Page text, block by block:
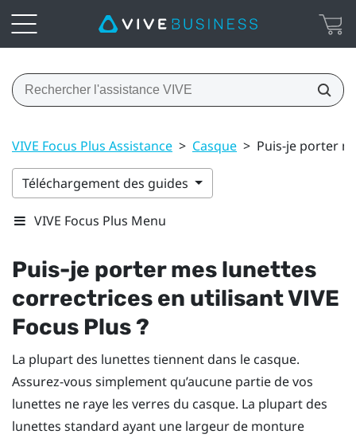
VIVE Focus Plus Assistance > Casque > Puis-je porter
Téléchargement des guides
VIVE Focus Plus Menu
Puis-je porter mes lunettes
correctrices en utilisantVIVE
Focus Plus?
La plupart des lunettes tiennent dans le casque.
Assurez-vous simplement qu’aucune partie de vos
lunettes ne raye les verres du casque. La plupart des
lunettes standard ayant une largeur de monture